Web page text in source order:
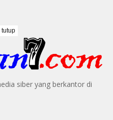
siber yang berkantor di
tutup